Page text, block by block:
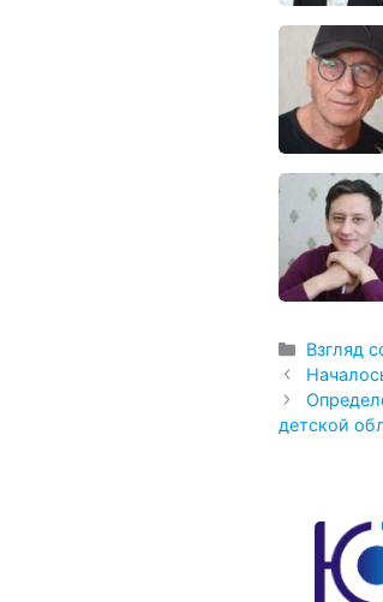
Рубрики
Взгляд
детской